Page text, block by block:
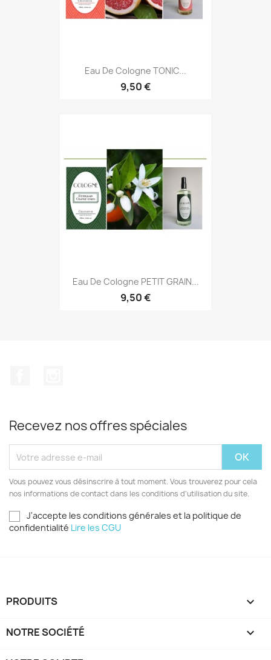
Eau De Cologne TONIC...
9,50 €
Eau De Cologne PETIT GRAIN...
9,50 €
Recevez nos offres spéciales
Vous pouvez vous désinscrire à tout moment. Vous trouverez pour cela
nos informations de contact dans les conditions d'utilisation du site.
J'accepte les conditions générales et la politique de
confidentialité Lire les CGU
PRODUITS 
NOTRE SOCIÉTÉ 